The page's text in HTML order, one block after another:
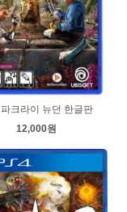
크라이 뉴던 한글판
12,000원